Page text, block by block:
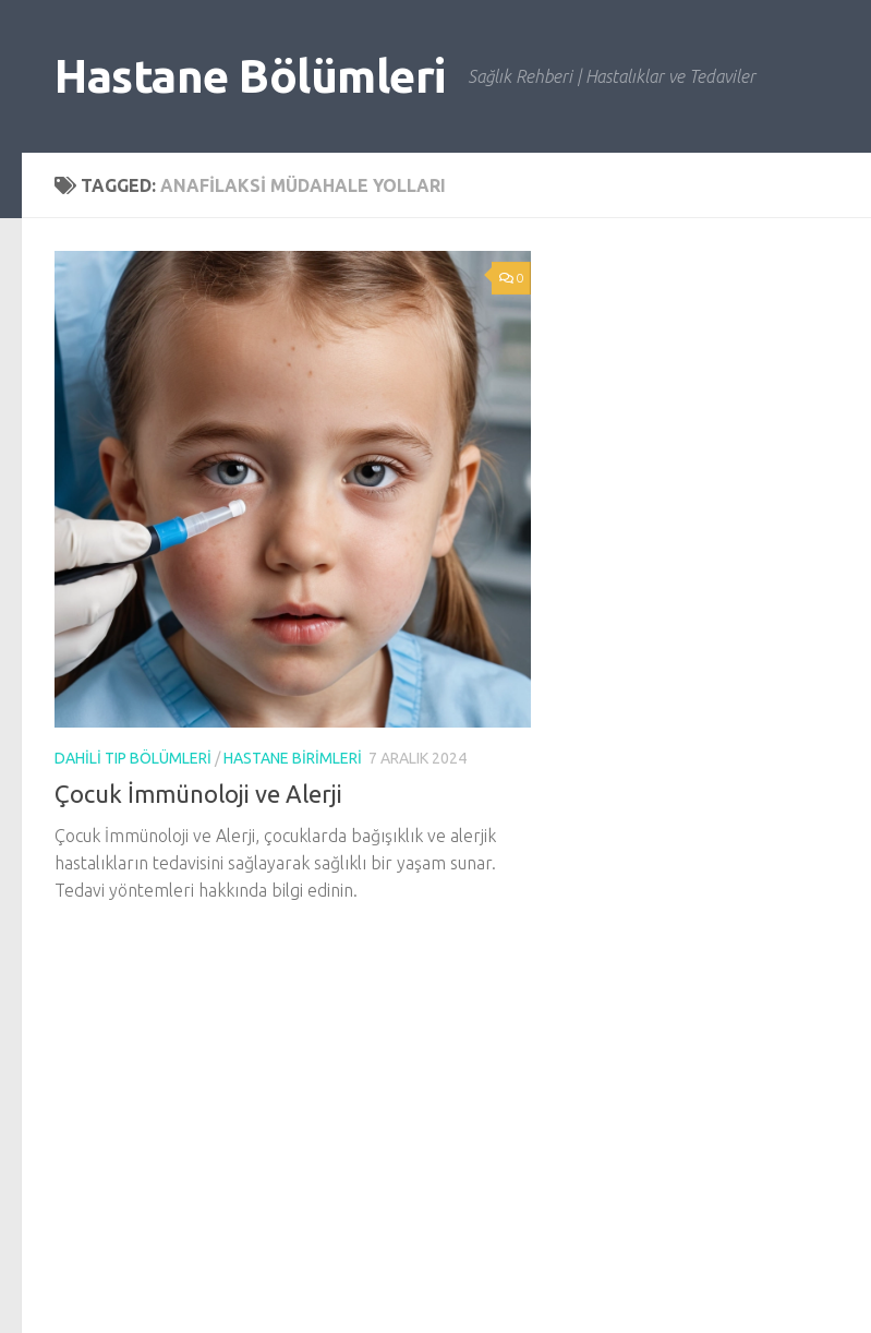
Hastane Bölümleri Sağlık Rehberi | Hastalıklar ve Tedaviler
TAGGED: ANAFILAKSI MÜDAHALE YOLLARI
0
DAHILI TIP BÖLÜMLERI /HASTANE BIRIMLERI 7 ARALIK 2024
Çocuk İmmünoloji ve Alerji
Çocuk İmmünoloji ve Alerji, çocuklarda bağışıklık ve alerjik
hastalıkların tedavisini sağlayarak sağlıklı bir yaşam sunar.
Tedavi yöntemleri hakkında bilgi edinin.